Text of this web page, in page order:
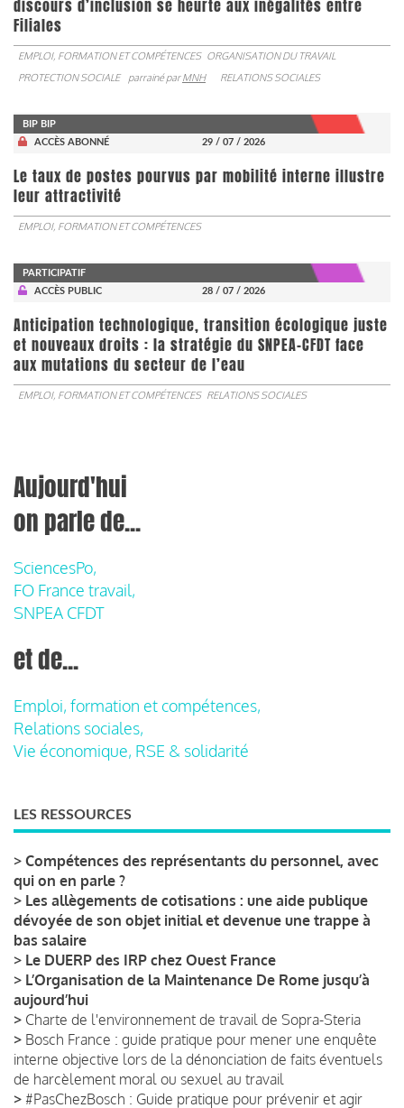
discours d’inclusion se heurte aux inégalités entre
Filiales
EMPLOI, FORMATION ET COMPÉTENCES ORGANISATION DU TRAVAIL
PROTECTION SOCIALE
parrainé parMNH RELATIONS SOCIALES
BIP BIP
ACCÈS ABONNÉ
29 / 07 / 2026
Le taux de postes pourvus par mobilité interne illustre
leur attractivité
EMPLOI, FORMATION ET COMPÉTENCES
PARTICIPATIF
ACCÈS PUBLIC
28 / 07 / 2026
Anticipation technologique, transition écologique juste
et nouveaux droits : la stratégie du SNPEA-CFDT face
aux mutations du secteur de l’eau
EMPLOI, FORMATION ET COMPÉTENCES RELATIONS SOCIALES
Aujourd'hui
on parle de...
SciencesPo,
FO France travail,
SNPEA CFDT
et de...
Emploi, formation et compétences,
Relations sociales,
Vie économique, RSE & solidarité
LES RESSOURCES
> Compétences des représentants du personnel, avec
qui on en parle ?
> Les allègements de cotisations : une aide publique
dévoyée de son objet initial et devenue une trappe à
bas salaire
> Le DUERP des IRP chez Ouest France
> L’Organisation de la Maintenance De Rome jusqu’à
aujourd’hui
> Charte de l'environnement de travail de Sopra-Steria
> Bosch France : guide pratique pour mener une enquête
interne objective lors de la dénonciation de faits éventuels
de harcèlement moral ou sexuel au travail
> #PasChezBosch : Guide pratique pour prévenir et agir